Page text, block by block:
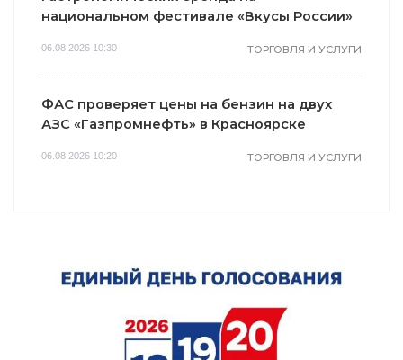
национальном фестивале «Вкусы России»
06.08.2026 10:30 ТОРГОВЛЯ И УСЛУГИ
ФАС проверяет цены на бензин на двух
АЗС «Газпромнефть» в Красноярске
06.08.2026 10:20 ТОРГОВЛЯ И УСЛУГИ